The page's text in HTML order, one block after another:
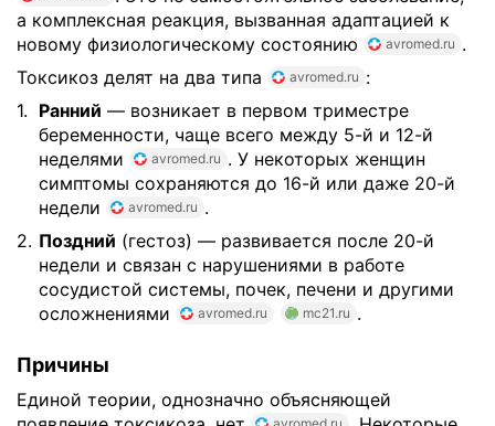
а комплексная реакция, вызванная адаптацией к
новому физиологическому состоянию
avromed.ru .
Токсикоз делят на два типа
avromed.ru :
Ранний — возникает в первом триместре
беременности, чаще всего между 5-й и 12-й
неделями
avromed.ru . У некоторых женщин
симптомы сохраняются до 16-й или даже 20-й
недели
avromed.ru .
Поздний (гестоз) — развивается после 20-й
недели и связан с нарушениями в работе
сосудистой системы, почек, печени и другими
осложнениями
avromed.ru mc21.ru .
Причины
Единой теории, однозначно объясняющей